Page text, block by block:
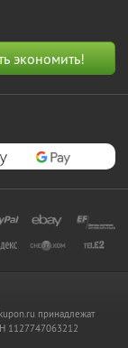
принадлежат
1127747063212